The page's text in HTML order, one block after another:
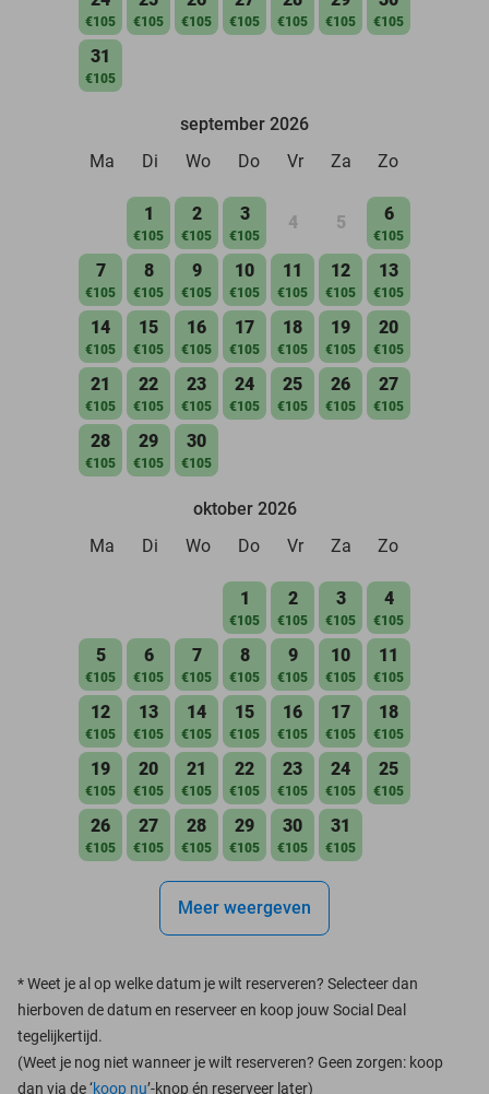
€105 €105 €105 €105 €105 €105 €105
31
€105
september 2026
Ma
Di Wo Do Vr Za Zo
1
€105
2
€105
3
€105
4 5 6
€105
7
€105
8
€105
9
€105
10
€105
11
€105
12
€105
13
€105
14
€105
15
€105
16
€105
17
€105
18
€105
19
€105
20
€105
21
€105
22
€105
23
€105
24
€105
25
€105
26
€105
27
€105
28
€105
29
€105
30
€105
oktober 2026
Ma
Di Wo Do Vr Za Zo
1
€105
2
€105
3
€105
4
€105
5
€105
6
€105
7
€105
8
€105
9
€105
10
€105
11
€105
12
€105
13
€105
14
€105
15
€105
16
€105
17
€105
18
€105
19
€105
20
€105
21
€105
22
€105
23
€105
24
€105
25
€105
26
€105
27
€105
28
€105
29
€105
30
€105
31
€105
Meer weergeven
*Weet je al op welke datum je wilt reserveren? Selecteer dan
hierboven de datum en reserveer en koop jouw Social Deal
tegelijkertijd.
(Weet je nog niet wanneer je wilt reserveren? Geen zorgen: koop
dan via de ‘koop nu’-knop én reserveer later)